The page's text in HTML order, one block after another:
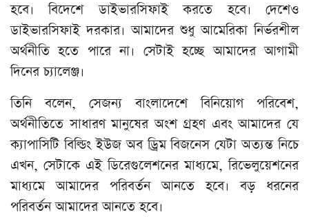
হবে। বিদেশে ডাইভারসিফাই করতে হবে। দেশেও
ডাইভারসিফাই দরকার। আমাদের শুধু আমেরিকা নির্ভরশীল
অর্থনীতি হতে পারে না। সেটাই হচ্ছে আমাদের আগামী
দিনের চ্যালেঞ্জ।
তিনি বলেন, সেজন্য বাংলাদেশে বিনিয়োগ পরিবেশ,
অর্থনীতিতে সাধারণ মানুষের অংশ গ্রহণ এবং আমাদের যে
ক্যাপাসিটি বিল্ডিং ইউজ অব ড্রিম বিজনেস যেটা অত্যন্ত নিচে
এখন, সেটাকে এই ডিরেগুলেশনের মাধ্যমে, রিভেলুয়েশনের
মাধ্যমে আমাদের পরিবর্তন আনতে হবে। বড় ধরনের
পরিবর্তন আমাদের আনতে হবে।